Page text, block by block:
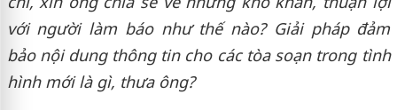
với người làm báo như thế nào? Giải pháp đảm
bảo nội dung thông tin cho các tòa soạn trong tình
hình mới là gì, thưa ông?